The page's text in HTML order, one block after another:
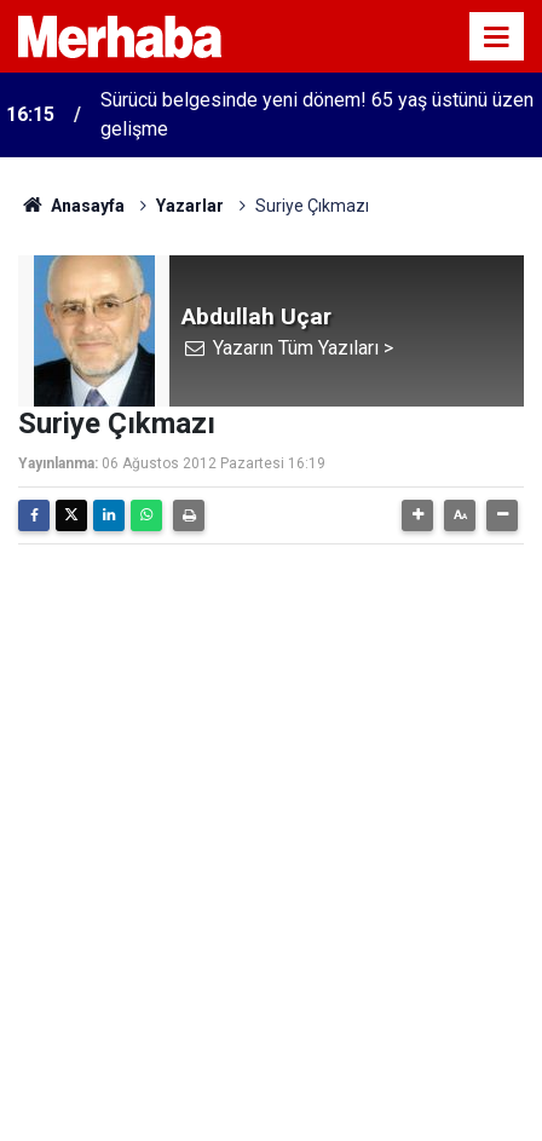
16:15
Sürücü belgesinde yeni dönem! 65 yaş üstünü üzen
gelişme
Anasayfa Yazarlar Suriye Çıkmazı
Abdullah Uçar
Yazarın Tüm Yazıları >
Suriye Çıkmazı
Yayınlanma: 06 Ağustos 2012 Pazartesi 16:19